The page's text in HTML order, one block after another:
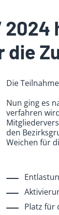
die
Die
Nun ging es
verfahren
den
Weichen für
Platz für